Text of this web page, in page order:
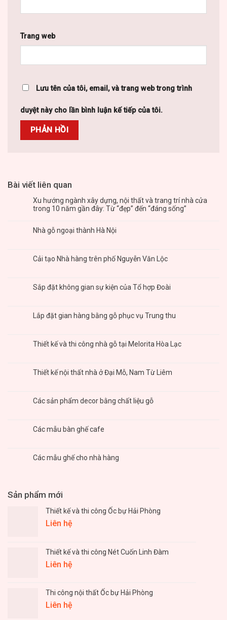
Trang web
Lưu tên của tôi, email, và trang web trong trình
duyệt này cho lần bình luận kế tiếp của tôi.
Bài viết liên quan
Xu hướng ngành xây dựng, nội thất và trang trí nhà cửa
trong 10 năm gần đây: Từ “đẹp” đến “đáng sống”
Nhà gỗ ngoại thành Hà Nội
Cải tạo Nhà hàng trên phố Nguyễn Văn Lộc
Sắp đặt không gian sự kiện của Tổ hợp Đoài
Lắp đặt gian hàng bằng gỗ phục vụ Trung thu
Thiết kế và thi công nhà gỗ tại Melorita Hòa Lạc
Thiết kế nội thất nhà ở Đại Mỗ, Nam Từ Liêm
Các sản phẩm decor bằng chất liệu gỗ
Các mẫu bàn ghế cafe
Các mẫu ghế cho nhà hàng
Sản phẩm mới
Thiết kế và thi công Ốc bự Hải Phòng
Liên hệ
Thiết kế và thi công Nét Cuốn Linh Đàm
Liên hệ
Thi công nội thất Ốc bự Hải Phòng
Liên hệ